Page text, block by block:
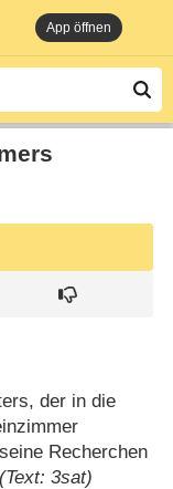
App öffnen
der in die
Recherchen
(Text: 3sat)